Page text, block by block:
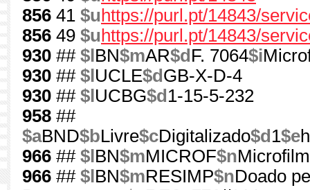
856 41 $u https://purl.pt/14843/
856 49 $u https://purl.pt/14843/
930 ## $l BN$mAR$d F. 7064$i
930 ## $l UCLE$d GB-X-D-4
930 ## $l UCBG$d 1-15-5-232
958 ##
$aBND$bLivre$cDigitalizado$d 1$e
966 ## $l BN$mMICROF$n
966 ## $l BN$mRESIMP$nDoado